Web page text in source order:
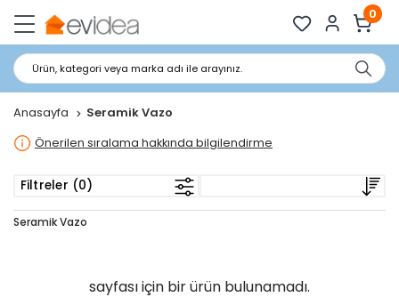
0
Ürün, kategori veya marka adı ile arayınız.
Anasayfa Seramik Vazo
Önerilen sıralama hakkında bilgilendirme
Filtreler (0)
Seramik Vazo
sayfası için bir ürün bulunamadı.